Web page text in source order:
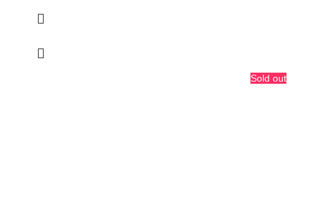
Sold out